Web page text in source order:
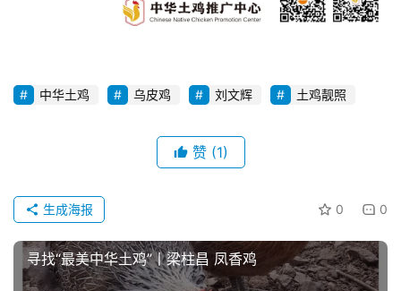
新
析
告
中华土鸡 乌皮鸡 刘文辉 土鸡靓照
赞 (1)
0 0
生成海报
寻找“最美中华土鸡”丨梁柱昌 凤香鸡